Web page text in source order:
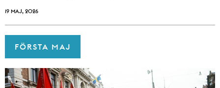
19 MAJ, 2026
FÖRSTA MAJ